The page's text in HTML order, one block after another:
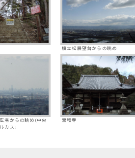
旗立松展望台からの眺め
場からの眺め(中央
カス」
宝積寺